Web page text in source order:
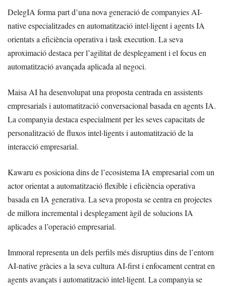
DelegIA forma part d’una nova generació de companyies AI-
native especialitzades en automatització intel·ligent i agents IA
orientats a eficiència operativa i task execution. La seva
aproximació destaca per l’agilitat de desplegament i el focus en
automatització avançada aplicada al negoci.
Maisa AI ha desenvolupat una proposta centrada en assistents
empresarials i automatització conversacional basada en agents IA.
La companyia destaca especialment per les seves capacitats de
personalització de fluxos intel·ligents i automatització de la
interacció empresarial.
Kawaru es posiciona dins de l’ecosistema IA empresarial com un
actor orientat a automatització flexible i eficiència operativa
basada en IA generativa. La seva proposta se centra en projectes
de millora incremental i desplegament àgil de solucions IA
aplicades a l’operació empresarial.
Immoral representa un dels perfils més disruptius dins de l’entorn
AI-native gràcies a la seva cultura AI-first i enfocament centrat en
agents avançats i automatització intel·ligent. La companyia se